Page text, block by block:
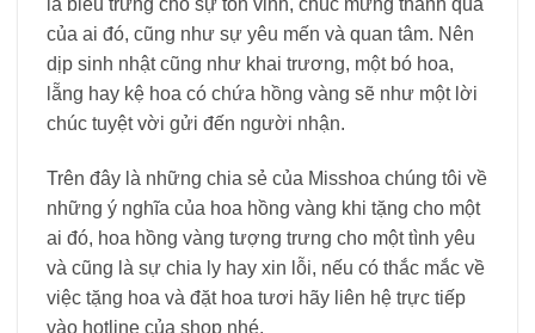
là biểu trưng cho sự tôn vinh, chúc mừng thành quả
của ai đó, cũng như sự yêu mến và quan tâm. Nên
dịp sinh nhật cũng như khai trương, một bó hoa,
lẵng hay kệ hoa có chứa hồng vàng sẽ như một lời
chúc tuyệt vời gửi đến người nhận.
Trên đây là những chia sẻ của Misshoa chúng tôi về
những ý nghĩa của hoa hồng vàng khi tặng cho một
ai đó, hoa hồng vàng tượng trưng cho một tình yêu
và cũng là sự chia ly hay xin lỗi, nếu có thắc mắc về
việc tặng hoa và đặt hoa tươi hãy liên hệ trực tiếp
vào hotline của shop nhé.